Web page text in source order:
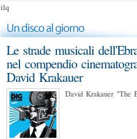
ilq
Le strade musicali
nel compendio
David Krakauer
David Krakauer "The